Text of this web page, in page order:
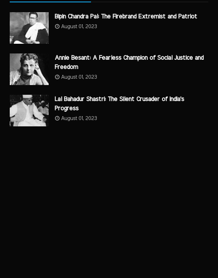
Bipin Chandra Pal: The Firebrand Extremist and Patriot
August 01, 2023
Annie Besant: A Fearless Champion of Social Justice and
Freedom
August 01, 2023
Lal Bahadur Shastri: The Silent Crusader of India's
Progress
August 01, 2023